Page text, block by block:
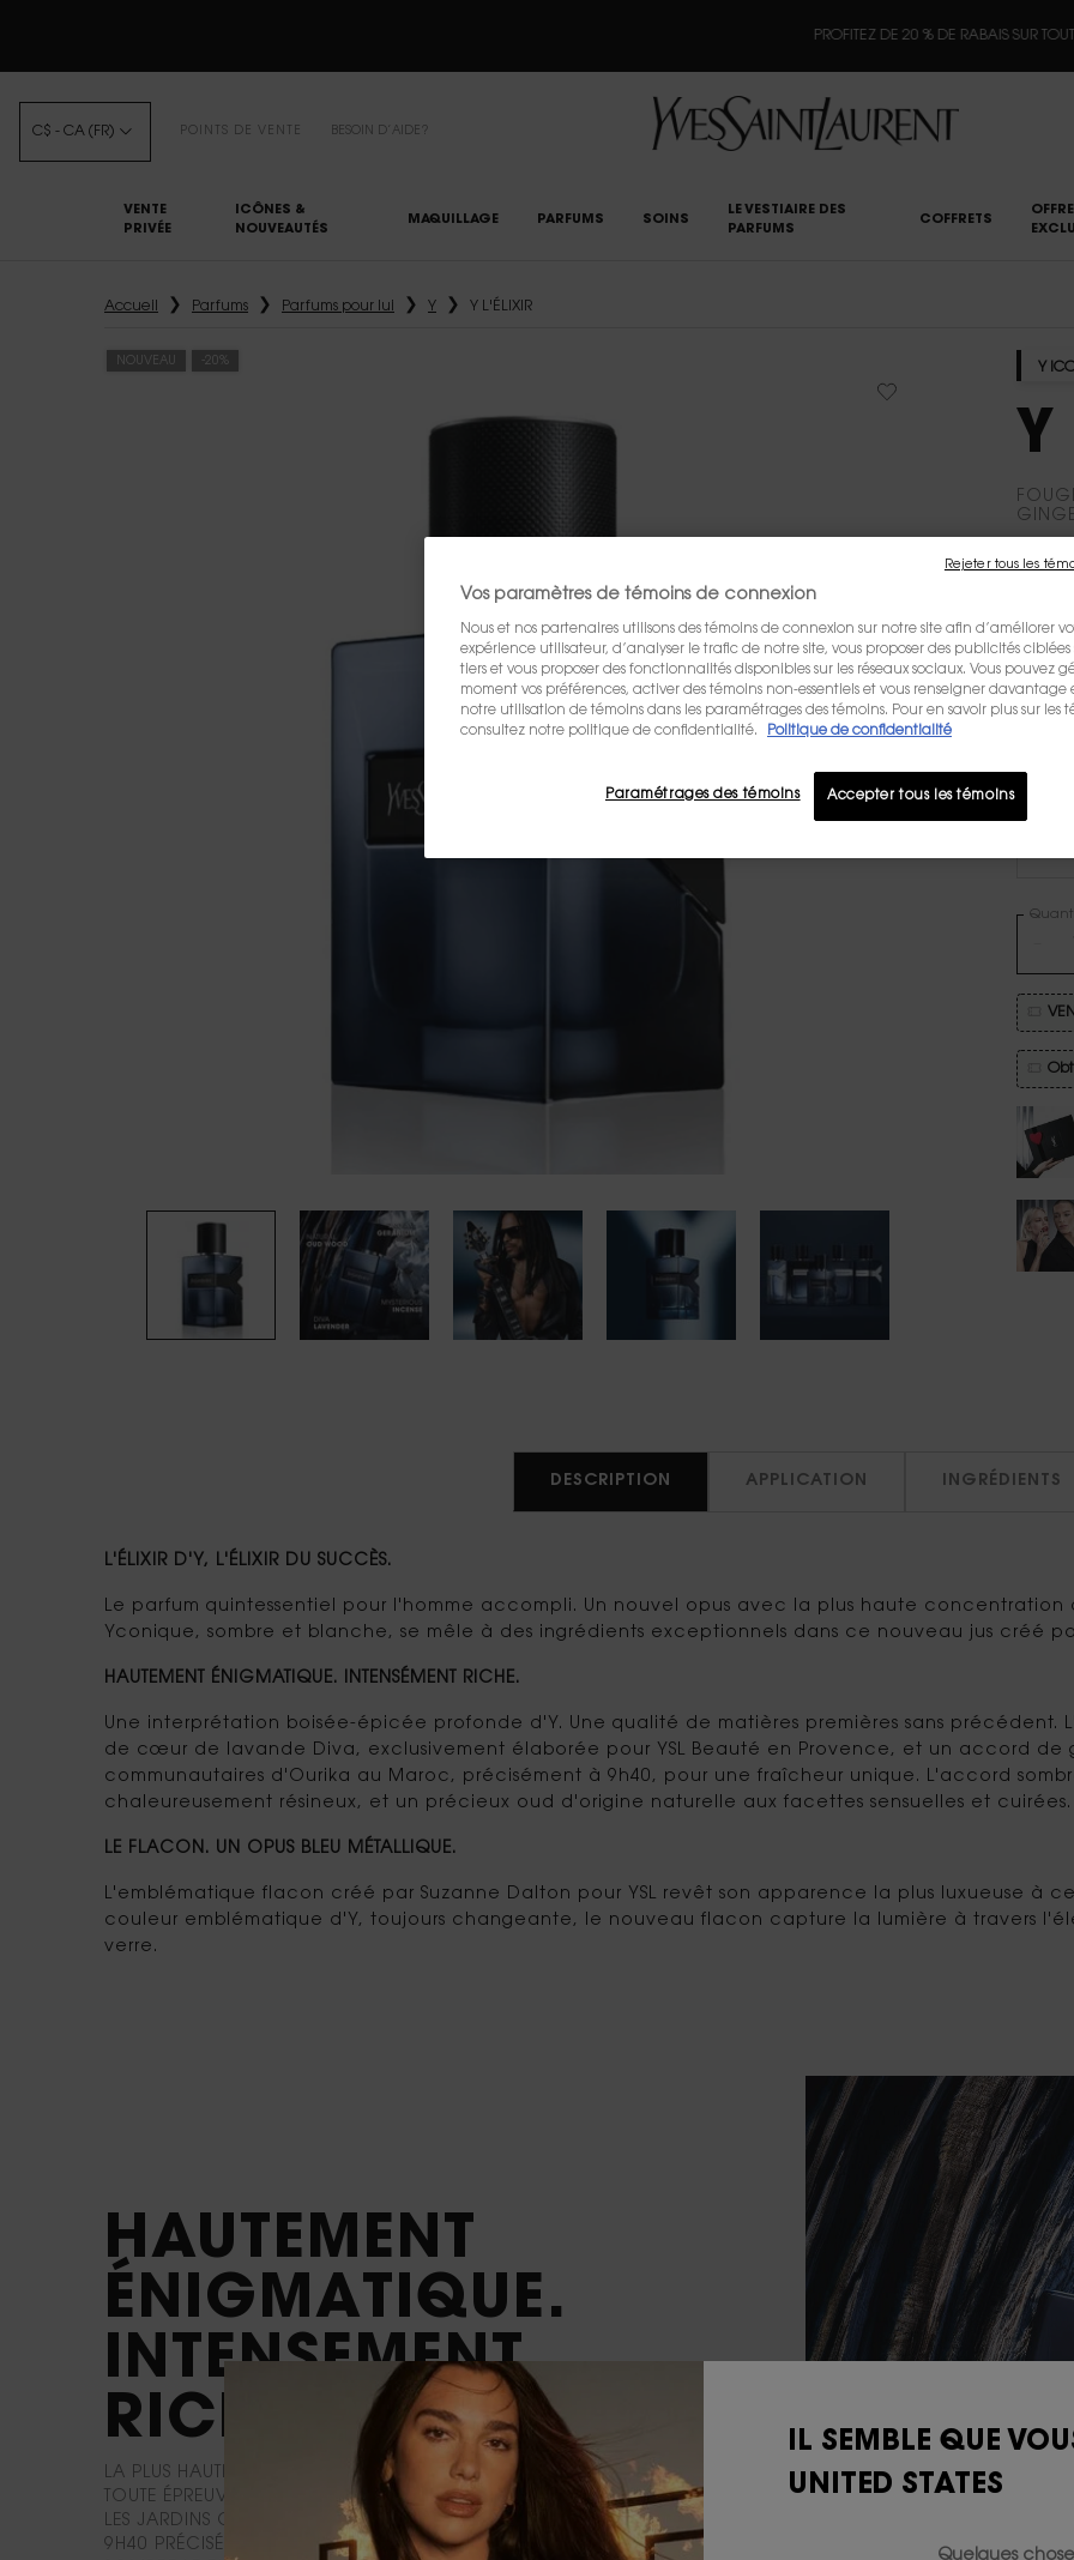
PROFITEZ DE 20 % DE RABAIS SUR TOUT LE SITE*. MAGASINER
C$ - CA (FR) POINTS DE VENTE BESOIN D’AIDE?
VENTE
PRIVÉE
ICÔNES &
NOUVEAUTÉS
MAQUILLAGE PARFUMS SOINS
LE VESTIAIRE DES
PARFUMS
COFFRETS
Accueil Parfums Parfums pour lui Y Y L'ÉLIXIR
Y
Y
Old
230,00
New
pour
fou ...
NOUVEAU -20%
DESCRIPTION APPLICATION INGRÉDIENTS
L'ÉLIXIR D'Y, L'ÉLIXIR DU SUCCÈS.
Le parfum quintessentiel pour l'homme accompli. Un nouvel opus avec la plus haute concentration
Yconique, sombre et blanche, se mêle à des ingrédients exceptionnels dans ce nouveau jus créé
HAUTEMENT ÉNIGMATIQUE. INTENSÉMENT RICHE.
Une interprétation boisée-épicée profonde d'Y. Une qualité de matières premières sans précédent.
de cœur de lavande Diva, exclusivement élaborée pour YSL Beauté en Provence, et un accord de
communautaires d'Ourika au Maroc, précisément à 9h40, pour une fraîcheur unique. L'accord
chaleureusement résineux, et un précieux oud d'origine naturelle aux facettes sensuelles et cuirées.
LE FLACON. UN OPUS BLEU MÉTALLIQUE.
L'emblématique flacon créé par Suzanne Dalton pour YSL revêt son apparence la plus luxueuse à
couleur emblématique d'Y, toujours changeante, le nouveau flacon capture la lumière à travers
verre.
HAUTEMENT
ÉNIGMATIQUE.
INTENSEMENT
RICHE.
LA PLUS HAUTE CONCENTRATION Y POUR UNE INTENSITÉ À
TOUTE ÉPREUVE. UN ACCORD DE GÉRANIUM CAPTURÉ DANS
LES JARDINS COMMUNAUTAIRES DE L'OURIKA AU MAROC À
9H40 PRÉCISÉMENT POUR SA FRAÎCHEUR UNIQUE. L'ACCORD
Vos paramètres de témoins de connexion
Nous et nos partenaires utilisons des témoins de connexion sur notre site afin d’améliorer
expérience utilisateur, d’analyser le trafic de notre site, vous proposer des publicités ciblées
tiers et vous proposer des fonctionnalités disponibles sur les réseaux sociaux. Vous pouvez
moment vos préférences, activer des témoins non-essentiels et vous renseigner davantage
notre utilisation de témoins dans les paramétrages des témoins. Pour en savoir plus sur les
consultez notre politique de confidentialité.
Politique de confidentialité
Accepter tous les témoins
Paramétrages des témoins
Rejeter tous les
IL SEMBLE QUE
UNITED STATES
Quelques